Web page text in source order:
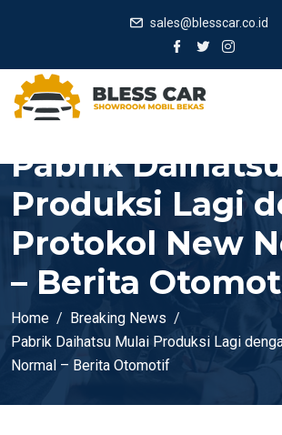
sales@blesscar.co.id
Pabrik
Produksi Lagi
Protokol New
– Berita
Home
Breaking News
Pabrik Daihatsu Mulai Produksi Lagi
Normal – Berita Otomotif